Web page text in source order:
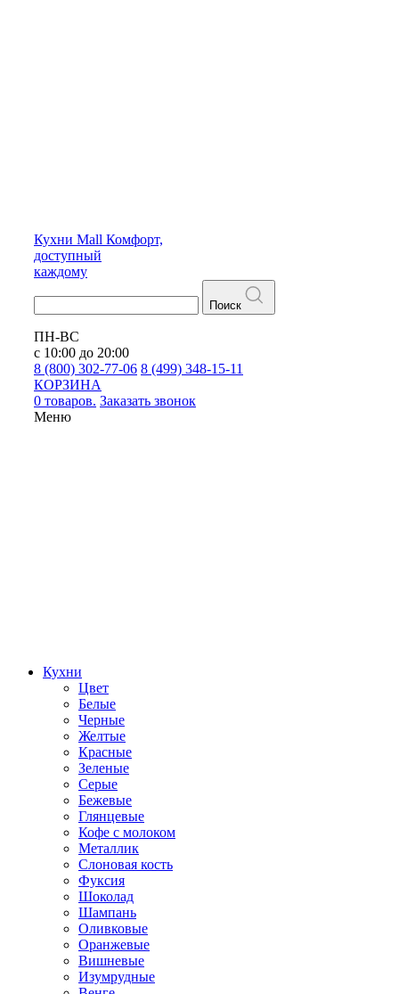
Кухни Mall Комфорт,
доступный
каждому
Поиск
ПН-ВС
с 10:00 до 20:00
8 (800) 302-77-06 8 (499) 348-15-11
КОРЗИНА
0 товаров. Заказать звонок
Меню
Кухни
Цвет
Белые
Черные
Желтые
Красные
Зеленые
Серые
Бежевые
Глянцевые
Кофе с молоком
Металлик
Слоновая кость
Фуксия
Шоколад
Шампань
Оливковые
Оранжевые
Вишневые
Изумрудные